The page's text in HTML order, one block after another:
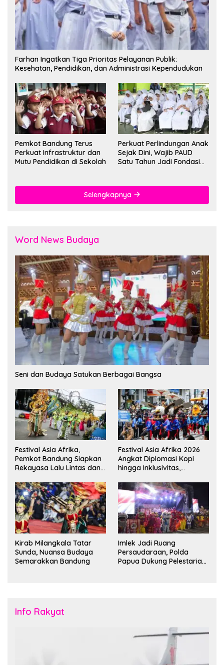
Farhan Ingatkan Tiga Prioritas Pelayanan Publik:
Kesehatan, Pendidikan, dan Administrasi Kependudukan
Pemkot Bandung Terus
Perkuat Infrastruktur dan
Mutu Pendidikan di Sekolah
Perkuat Perlindungan Anak
Sejak Dini, Wajib PAUD
Satu Tahun Jadi Fondasi
Selengkapnya
Word News Budaya
Seni dan Budaya Satukan Berbagai Bangsa
Festival Asia Afrika,
Pemkot Bandung Siapkan
Rekayasa Lalu Lintas dan
Festival Asia Afrika 2026
Angkat Diplomasi Kopi
hingga Inklusivitas,
Duta Besar
Kirab Milangkala Tatar
Sunda, Nuansa Budaya
Semarakkan Bandung
Imlek Jadi Ruang
Persaudaraan, Polda
Papua Dukung Pelestarian
Info Rakyat